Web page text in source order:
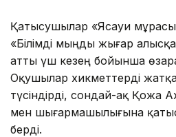
Қатысушылар «Ясауи мұрасы
«Білімді мыңды жығар
атты үш кезең бойынша
Оқушылар хикметтерді
түсіндірді, сондай-ақ Қожа
мен шығармашылығына
берді.